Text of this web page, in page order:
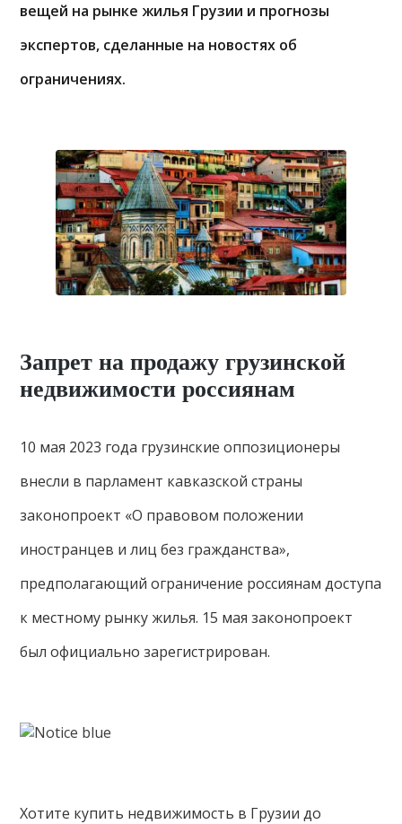
вещей на рынке жилья Грузии и прогнозы
экспертов, сделанные на новостях об
ограничениях.
Запрет на продажу грузинской
недвижимости россиянам
10 мая 2023 года грузинские оппозиционеры
внесли в парламент кавказской страны
законопроект «О правовом положении
иностранцев и лиц без гражданства»,
предполагающий ограничение россиянам доступа
к местному рынку жилья. 15 мая законопроект
был официально зарегистрирован.
Хотите купить недвижимость в Грузии до